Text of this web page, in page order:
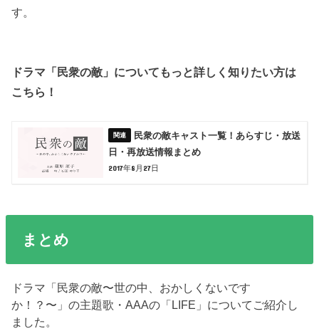
す。
ドラマ「民衆の敵」についてもっと詳しく知りたい方は
こちら！
民衆の敵キャスト一覧！あらすじ・放送
日・再放送情報まとめ
2017年8月27日
まとめ
ドラマ「民衆の敵〜世の中、おかしくないです
か！？〜」の主題歌・AAAの「LIFE」についてご紹介し
ました。